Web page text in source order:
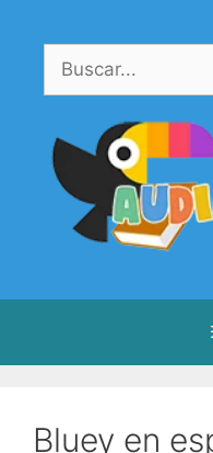
contenido
Buscar:
Bluey en